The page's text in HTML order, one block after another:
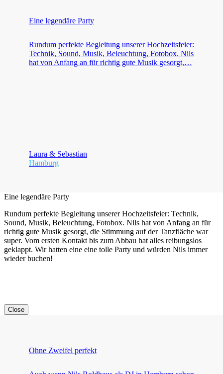
Eine legendäre Party
Rundum perfekte Begleitung unserer Hochzeitsfeier:
Technik, Sound, Musik, Beleuchtung, Fotobox. Nils
hat von Anfang an für richtig gute Musik gesorgt,…
Laura & Sebastian
Hamburg
Eine legendäre Party
Rundum perfekte Begleitung unserer Hochzeitsfeier: Technik,
Sound, Musik, Beleuchtung, Fotobox. Nils hat von Anfang an für
richtig gute Musik gesorgt, die Stimmung auf der Tanzfläche war
super. Vom ersten Kontakt bis zum Abbau hat alles reibungslos
geklappt. Wir hatten eine eine tolle Party und würden Nils immer
wieder buchen!
Close
Ohne Zweifel perfekt